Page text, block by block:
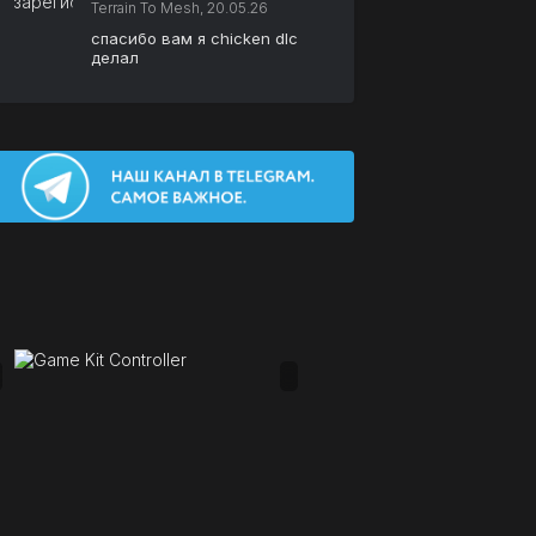
Terrain To Mesh, 20.05.26
спасибо вам я chicken dlc
делал